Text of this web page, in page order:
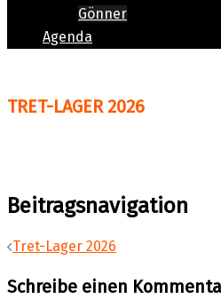
Gönner
Agenda
TRET-LAGER 2026
Beitragsnavigation
Tret-Lager 2026
Schreibe einen